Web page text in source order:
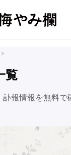
覧
報情報を無料で